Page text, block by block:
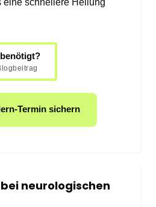
eine schnellere Heilung
Termin sichern
neurologischen